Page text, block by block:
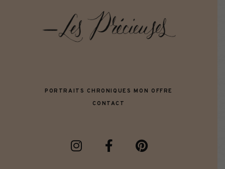
PORTRAITS CHRONIQUES MON OFFRE
CONTACT